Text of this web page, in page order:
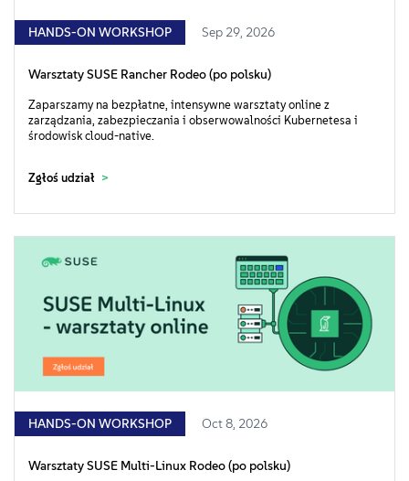
HANDS-ON WORKSHOP Sep 29, 2026
Warsztaty SUSE Rancher Rodeo (po polsku)
Zaparszamy na bezpłatne, intensywne warsztaty online z
zarządzania, zabezpieczania i obserwowalności Kubernetesa i
środowisk cloud-native.
Zgłoś udział
HANDS-ON WORKSHOP Oct 8, 2026
Warsztaty SUSE Multi-Linux Rodeo (po polsku)